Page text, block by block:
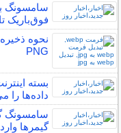
فوق‌باریک تا
PNG
بسته
داده‌ها را
گیمرها